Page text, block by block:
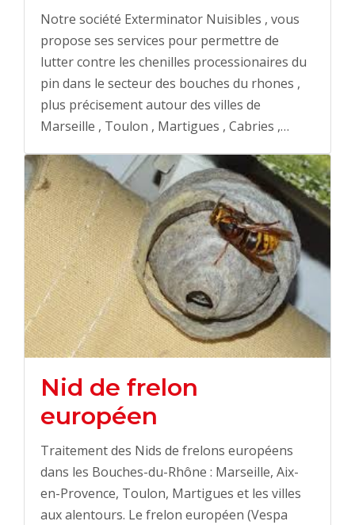
Notre société Exterminator Nuisibles , vous
propose ses services pour permettre de
lutter contre les chenilles processionaires du
pin dans le secteur des bouches du rhones ,
plus précisement autour des villes de
Marseille , Toulon , Martigues , Cabries ,…
Nid de frelon
européen
Traitement des Nids de frelons européens
dans les Bouches-du-Rhône : Marseille, Aix-
en-Provence, Toulon, Martigues et les villes
aux alentours. Le frelon européen (Vespa